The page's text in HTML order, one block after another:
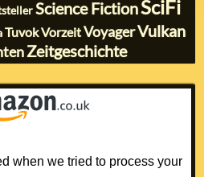
Science FictionSciFi
TuvokVorzeitVoyagerVulkan
Zeitgeschichte